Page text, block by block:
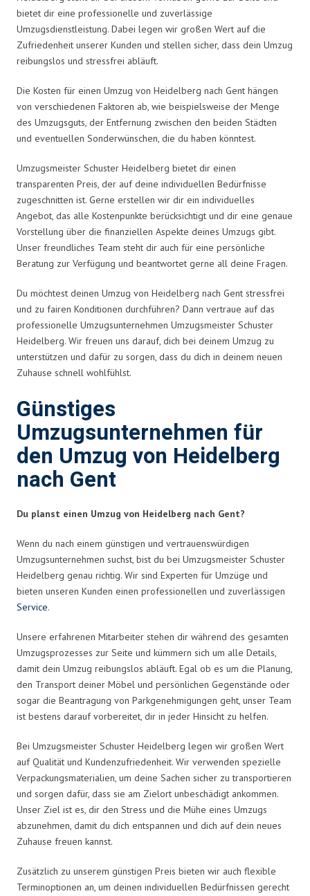
bietet dir eine professionelle und zuverlässige
Umzugsdienstleistung. Dabei legen wir großen Wert auf die
Zufriedenheit unserer Kunden und stellen sicher, dass dein Umzug
reibungslos und stressfrei abläuft.
Die Kosten für einen Umzug von Heidelberg nach Gent hängen
von verschiedenen Faktoren ab, wie beispielsweise der Menge
des Umzugsguts, der Entfernung zwischen den beiden Städten
und eventuellen Sonderwünschen, die du haben könntest.
Umzugsmeister Schuster Heidelberg bietet dir einen
transparenten Preis, der auf deine individuellen Bedürfnisse
zugeschnitten ist. Gerne erstellen wir dir ein individuelles
Angebot, das alle Kostenpunkte berücksichtigt und dir eine genaue
Vorstellung über die finanziellen Aspekte deines Umzugs gibt.
Unser freundliches Team steht dir auch für eine persönliche
Beratung zur Verfügung und beantwortet gerne all deine Fragen.
Du möchtest deinen Umzug von Heidelberg nach Gent stressfrei
und zu fairen Konditionen durchführen? Dann vertraue auf das
professionelle Umzugsunternehmen Umzugsmeister Schuster
Heidelberg. Wir freuen uns darauf, dich bei deinem Umzug zu
unterstützen und dafür zu sorgen, dass du dich in deinem neuen
Zuhause schnell wohlfühlst.
Günstiges
Umzugsunternehmen für
den Umzug von Heidelberg
nach Gent
Du planst einen Umzug von Heidelberg nach Gent?
Wenn du nach einem günstigen und vertrauenswürdigen
Umzugsunternehmen suchst, bist du bei Umzugsmeister Schuster
Heidelberg genau richtig. Wir sind Experten für Umzüge und
bieten unseren Kunden einen professionellen und zuverlässigen
Service.
Unsere erfahrenen Mitarbeiter stehen dir während des gesamten
Umzugsprozesses zur Seite und kümmern sich um alle Details,
damit dein Umzug reibungslos abläuft. Egal ob es um die Planung,
den Transport deiner Möbel und persönlichen Gegenstände oder
sogar die Beantragung von Parkgenehmigungen geht, unser Team
ist bestens darauf vorbereitet, dir in jeder Hinsicht zu helfen.
Bei Umzugsmeister Schuster Heidelberg legen wir großen Wert
auf Qualität und Kundenzufriedenheit. Wir verwenden spezielle
Verpackungsmaterialien, um deine Sachen sicher zu transportieren
und sorgen dafür, dass sie am Zielort unbeschädigt ankommen.
Unser Ziel ist es, dir den Stress und die Mühe eines Umzugs
abzunehmen, damit du dich entspannen und dich auf dein neues
Zuhause freuen kannst.
Zusätzlich zu unserem günstigen Preis bieten wir auch flexible
Terminoptionen an, um deinen individuellen Bedürfnissen gerecht